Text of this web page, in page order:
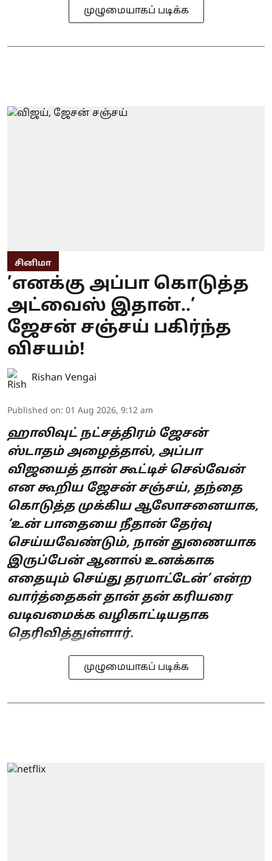
முழுமையாகப் படிக்க
சினிமா
’எனக்கு அப்பா கொடுத்த
அட்வைஸ் இதான்..’
ஜேசன் சஞ்சய் பகிர்ந்த
விசயம்!
Rishan Vengai
Published on: 01 Aug 2026, 9:12 am
ஹாலிவுட் நட்சத்திரம் ஜேசன்
ஸ்டாதம் அழைத்தால், அப்பா
விஜயைத் தான் கூட்டிச் செல்வேன்
என கூறிய ஜேசன் சஞ்சய், தந்தை
கொடுத்த முக்கிய ஆலோசனையாக,
‘உன் பாதையை நீதான் தேர்வு
செய்யவேண்டும், நான் துணையாக
இருப்பேன் ஆனால் உனக்காக
எதையும் செய்து தரமாட்டேன்’ என்ற
வார்த்தைகள் தான் தன் கரியரை
வடிவமைக்க வழிகாட்டியதாக
தெரிவித்துள்ளார்.
முழுமையாகப் படிக்க